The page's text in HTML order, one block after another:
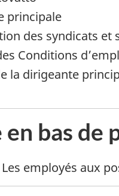
principale
des syndicats et
Conditions
la dirigeante
bas de
Les employés aux
la référence de la